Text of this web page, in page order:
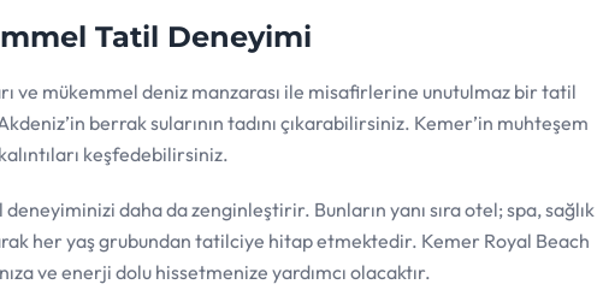
Tatil Deneyimi
ve mükemmel deniz manzarası ile misafirlerine unutulmaz bir tatil
berrak sularının tadını çıkarabilirsiniz. Kemer’in muhteşem
keşfedebilirsiniz.
daha da zenginleştirir. Bunların yanı sıra otel; spa, sağlık
her yaş grubundan tatilciye hitap etmektedir. Kemer Royal Beach
ve enerji dolu hissetmenize yardımcı olacaktır.